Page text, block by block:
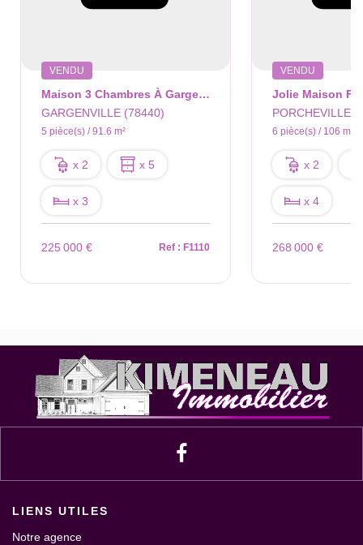
VENDU
Maison 3 Chambres À Gargenville
GARGENVILLE (78440)
5 pièce(s) / 91.6 m²
x 2 x 5
x 3
225 000 € Ref : F1110
VENDU
PORCHEVILLE
6 pièce(s) / 106 m²
x 2
x 4
268 000 €
LIENS UTILES
Notre agence